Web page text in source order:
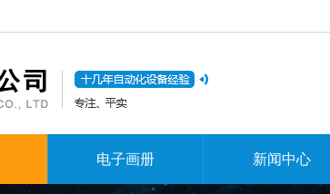
电子画册 新闻中心